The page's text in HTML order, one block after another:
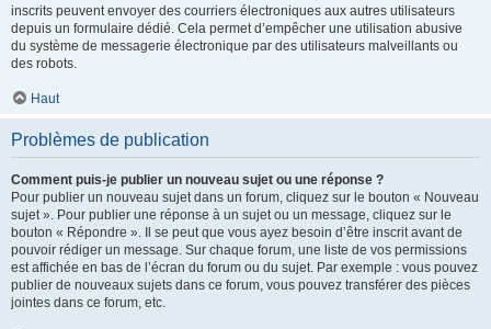
inscrits peuvent envoyer des courriers électroniques aux autres utilisateurs
depuis un formulaire dédié. Cela permet d’empêcher une utilisation abusive
du système de messagerie électronique par des utilisateurs malveillants ou
des robots.
Haut
Problèmes de publication
Comment puis-je publier un nouveau sujet ou une réponse ?
Pour publier un nouveau sujet dans un forum, cliquez sur le bouton « Nouveau
sujet ». Pour publier une réponse à un sujet ou un message, cliquez sur le
bouton « Répondre ». Il se peut que vous ayez besoin d’être inscrit avant de
pouvoir rédiger un message. Sur chaque forum, une liste de vos permissions
est affichée en bas de l’écran du forum ou du sujet. Par exemple : vous pouvez
publier de nouveaux sujets dans ce forum, vous pouvez transférer des pièces
jointes dans ce forum, etc.